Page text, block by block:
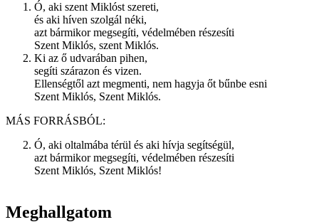
Ó, aki szent Miklóst szereti,
és aki híven szolgál néki,
azt bármikor megsegíti, védelmében részesíti
Szent Miklós, szent Miklós.
Ki az ő udvarában pihen,
segíti szárazon és vizen.
Ellenségtől azt megmenti, nem hagyja őt bűnbe esni
Szent Miklós, Szent Miklós.
MÁS FORRÁSBÓL:
Ó, aki oltalmába térül és aki hívja segítségül,
azt bármikor megsegíti, védelmében részesíti
Szent Miklós, Szent Miklós!
Meghallgatom